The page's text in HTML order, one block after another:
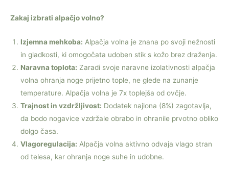
Zakaj izbrati alpačjo volno?
Izjemna mehkoba: Alpačja volna je znana po svoji nežnosti
in gladkosti, ki omogočata udoben stik s kožo brez draženja.
Naravna toplota: Zaradi svoje naravne izolativnosti alpačja
volna ohranja noge prijetno tople, ne glede na zunanje
temperature. Alpačja volna je 7x toplejša od ovčje.
Trajnost in vzdržljivost: Dodatek najlona (8%) zagotavlja,
da bodo nogavice vzdržale obrabo in ohranile prvotno obliko
dolgo časa.
Vlagoregulacija: Alpačja volna aktivno odvaja vlago stran
od telesa, kar ohranja noge suhe in udobne.